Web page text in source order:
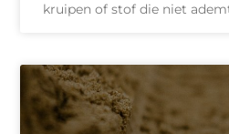
kruipen of stof die niet